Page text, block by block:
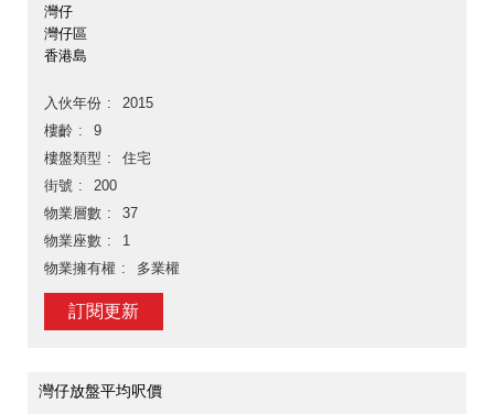
灣仔
灣仔區
香港島
入伙年份
2015
樓齡
9
樓盤類型
住宅
街號
200
物業層數
37
物業座數
1
物業擁有權
多業權
訂閱更新
灣仔放盤平均呎價